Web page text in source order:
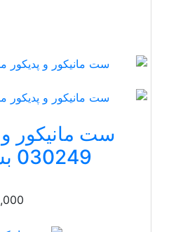
ست مانیکور
030249 بسته 5 عددی